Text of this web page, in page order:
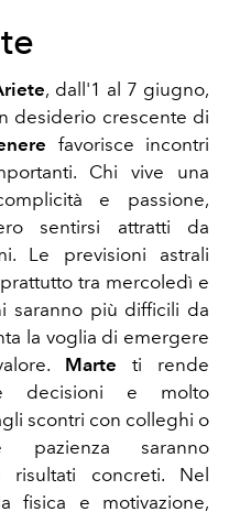
, dall'1 al 7 giugno,
desiderio crescente di
favorisce incontri
Chi vive una
e passione,
sentirsi attratti da
Le previsioni astrali
tra mercoledì e
saranno più difficili da
la voglia di emergere
Marte ti rende
decisioni e molto
scontri con colleghi o
pazienza saranno
risultati concreti. Nel
fisica e motivazione,